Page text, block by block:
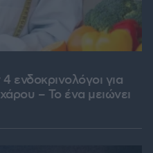
ενδοκρινολόγοι για
– Το ένα μειώνει